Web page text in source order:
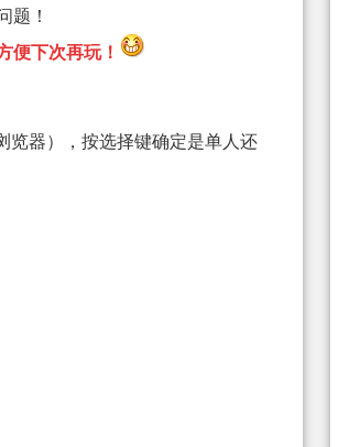
题！
便下次再玩！
览器），按选择键确定是单人还